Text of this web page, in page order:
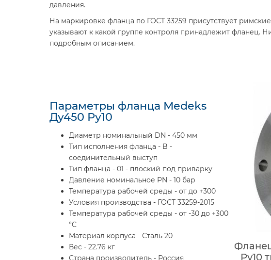
давления.
На маркировке фланца по ГОСТ 33259 присутствует
указывают к какой группе контроля принадлежит фланец.
подробным описанием.
Параметры фланца Medeks
Ду450 Ру10
Диаметр номинальный DN - 450 мм
Тип исполнения фланца - B -
соединительный выступ
Тип фланца - 01 - плоский под приварку
Давление номинальное PN - 10 бар
Температура рабочей среды - от до +300
Условия производства - ГОСТ 33259-2015
Температура рабочей среды - от -30 до +300
°C
Материал корпуса - Сталь 20
Вес - 22.76 кг
Страна производитель - Россия
Ру10